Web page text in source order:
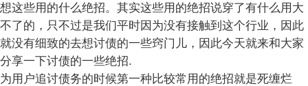
想这些用的什么绝招。其实这些用的绝招说穿了有什么用大
不了的，只不过是我们平时因为没有接触到这个行业，因此
就没有细致的去想讨债的一些窍门儿，因此今天就来和大家
分享一下讨债的一些绝招.
为用户追讨债务的时候第一种比较常用的绝招就是死缠烂